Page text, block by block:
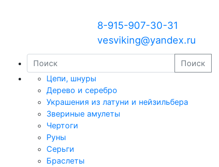
8-915-907-30-31
vesviking@yandex.ru
Поиск
Цепи, шнуры
Дерево и серебро
Украшения из латуни и нейзильбера
Звериные амулеты
Чертоги
Руны
Серьги
Браслеты